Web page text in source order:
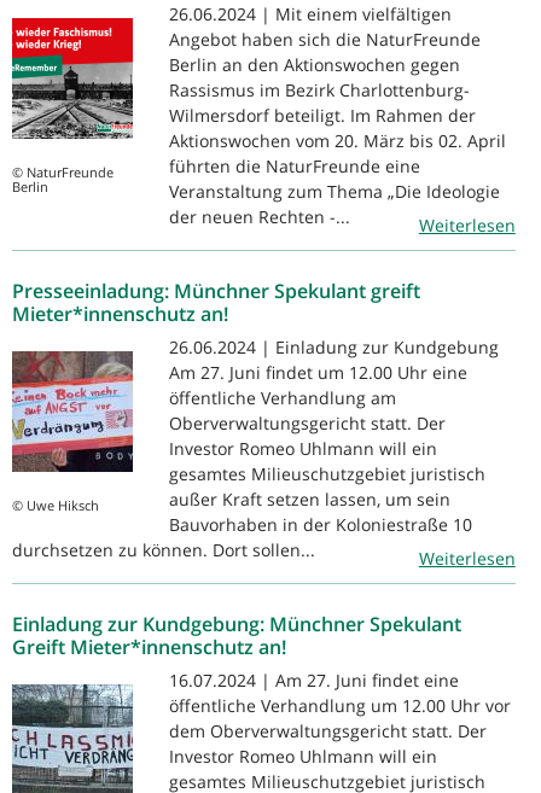
© NaturFreunde
Berlin
26.06.2024 | Mit einem vielfältigen
Angebot haben sich die NaturFreunde
Berlin an den Aktionswochen gegen
Rassismus im Bezirk Charlottenburg-
Wilmersdorf beteiligt. Im Rahmen der
Aktionswochen vom 20. März bis 02. April
führten die NaturFreunde eine
Veranstaltung zum Thema „Die Ideologie
der neuen Rechten -...
Weiterlesen
Presseeinladung: Münchner Spekulant greift
Mieter*innenschutz an!
© Uwe Hiksch
26.06.2024 | Einladung zur Kundgebung
Am 27. Juni findet um 12.00 Uhr eine
öffentliche Verhandlung am
Oberverwaltungsgericht statt. Der
Investor Romeo Uhlmann will ein
gesamtes Milieuschutzgebiet juristisch
außer Kraft setzen lassen, um sein
Bauvorhaben in der Koloniestraße 10
durchsetzen zu können. Dort sollen...
Weiterlesen
Einladung zur Kundgebung: Münchner Spekulant
Greift Mieter*innenschutz an!
16.07.2024 | Am 27. Juni findet eine
öffentliche Verhandlung um 12.00 Uhr vor
dem Oberverwaltungsgericht statt. Der
Investor Romeo Uhlmann will ein
gesamtes Milieuschutzgebiet juristisch